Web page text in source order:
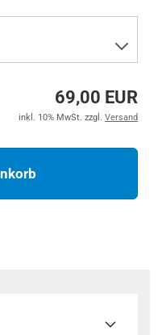
69,00 EUR
inkl. 10% MwSt. zzgl. Versand